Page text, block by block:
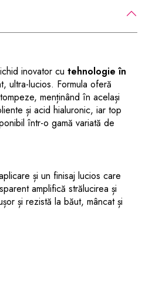
inovator cutehnologie în
ultra-lucios. Formula oferă
menținând în același
și acid hialuronic, iar top
într-o gamă variată de
și un finisaj lucios care
amplifică strălucirea și
și rezistă la băut, mâncat și